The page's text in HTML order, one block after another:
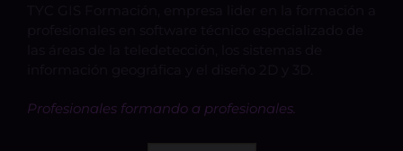
Profesionales formando a profesionales.